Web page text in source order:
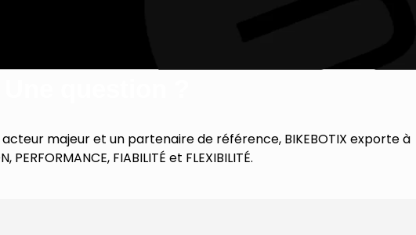
majeur et un partenaire de référence, BIKEBOTIX exporte à
FIABILITÉ et FLEXIBILITÉ.